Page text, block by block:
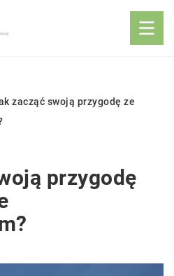
zacząć swoją przygodę ze
przygodę